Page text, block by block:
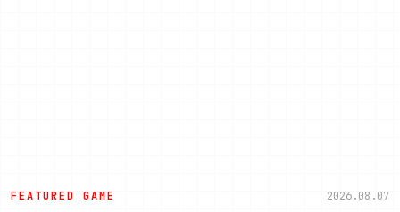
FEATURED GAME 2026.08.07